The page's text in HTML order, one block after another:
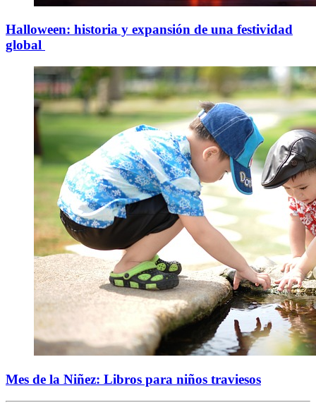
Halloween: historia y expansión de una festividad
global
Mes de la Niñez: Libros para niños traviesos